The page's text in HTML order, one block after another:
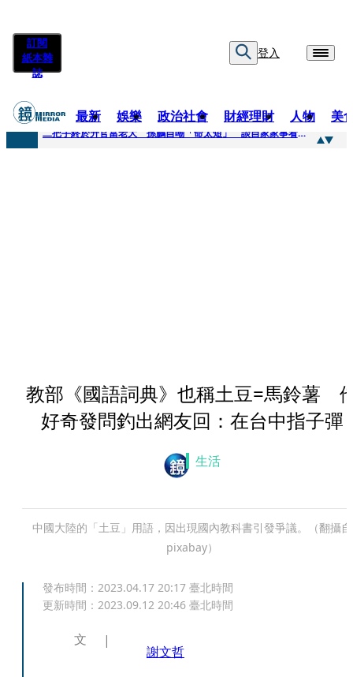
訂閱
紙本雜
誌
登入
最新 娛樂 政治社會 財經理財 人物 美
快訊
二把手終於升官當老大 孫鵬自嘲「命太短」 談自家家事看超開：誰家鍋底沒灰塵
教部《國語詞典》也稱土豆=馬鈴薯
好奇發問釣出網友回：在台中指子彈
生活
中國大陸的「土豆」用語，因出現國內教科書引發爭議。（翻攝自
pixabay）
發布時間： 2023.04.17 20:17 臺北時間
更新時間： 2023.09.12 20:46 臺北時間
文
謝文哲